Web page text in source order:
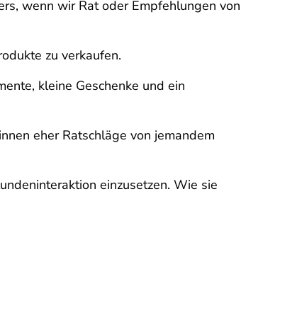
wenn wir Rat oder Empfehlungen von
zu verkaufen.
kleine Geschenke und ein
eher Ratschläge von jemandem
einzusetzen. Wie sie